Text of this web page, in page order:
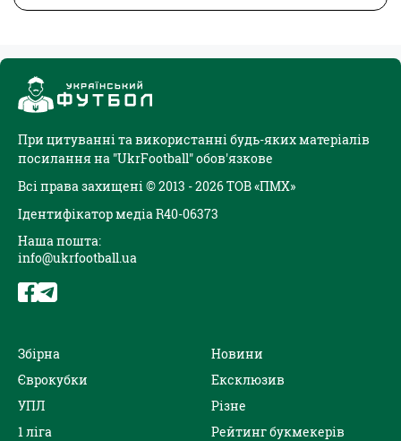
При цитуванні та використанні будь-яких матеріалів
посилання на "UkrFootball" обов'язкове
Всі права захищені © 2013 - 2026 ТОВ «ПМХ»
Ідентифікатор медіа R40-06373
Наша пошта:
info@ukrfootball.ua
Збірна
Єврокубки
УПЛ
1 ліга
Новини
Ексклюзив
Різне
Рейтинг букмекерів